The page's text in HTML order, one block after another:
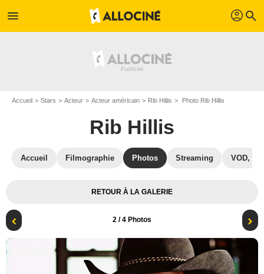
menu profil search
Accueil Stars Acteur Acteur américain Rib Hillis Photo Rib Hillis
Rib Hillis
Accueil Filmographie Photos Streaming VOD,
RETOUR À LA GALERIE
2 / 4 Photos